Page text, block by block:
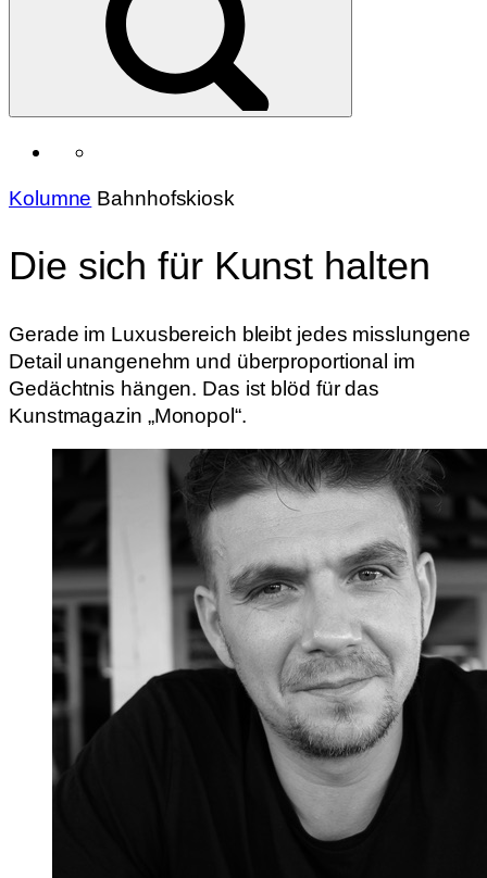
Kolumne Bahnhofskiosk
Die sich für Kunst halten
Gerade im Luxusbereich bleibt jedes misslungene
Detail unangenehm und überproportional im
Gedächtnis hängen. Das ist blöd für das
Kunstmagazin „Monopol“.